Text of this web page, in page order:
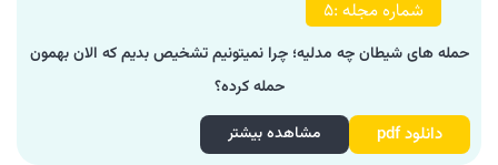
شماره مجله :5
حمله های شیطان چه مدلیه؛ چرا نمیتونیم تشخیص بدیم که الان بهمون
حمله کرده؟
دانلود pdf مشاهده بیشتر